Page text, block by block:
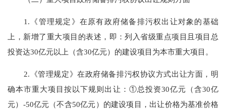
1.《管理规定》在原有政府储备排污权出让对象的基础
上，新增了重大项目的表述，即：列入省级重点项目且项目总
投资达30亿元以上（含30亿元）的建设项目为本市重大项目。
2.《管理规定》在政府储备排污权协议方式出让方面，明
确本市重大项目按以下规则出让：①总投资30亿元（含30亿
元）-50亿元（不含50亿元）的建设项目，出让价格为基准价格